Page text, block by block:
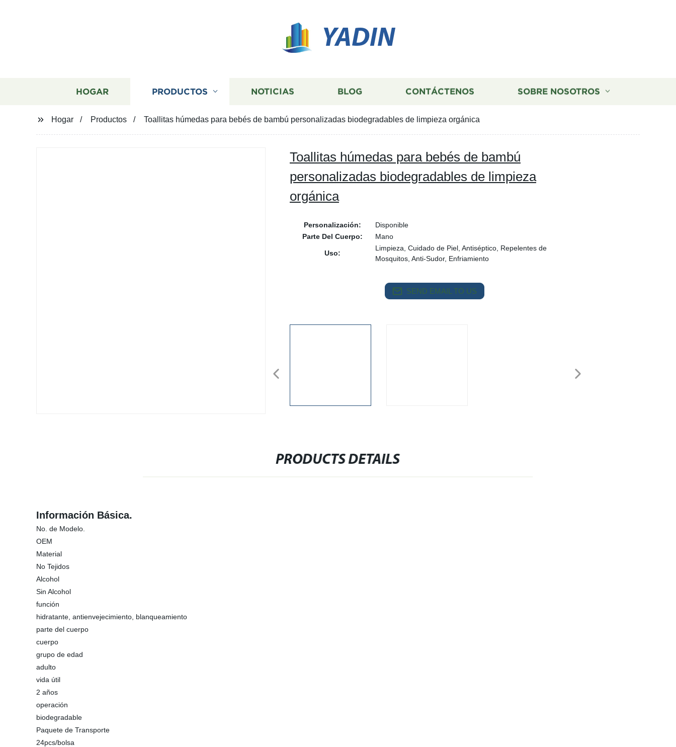
YADIN
HOGAR PRODUCTOS NOTICIAS BLOG CONTÁCTENOS SOBRE NOSOTROS
Hogar Productos Toallitas húmedas para bebés de bambú personalizadas biodegradables de limpieza orgánica
Toallitas húmedas para bebés de bambú
personalizadas biodegradables de limpieza
orgánica
Personalización:
Disponible
Parte Del Cuerpo:
Mano
Uso:
Limpieza, Cuidado de Piel, Antiséptico, Repelentes de
Mosquitos, Anti-Sudor, Enfriamiento
SEND EMAIL TO US
PRODUCTS DETAILS
Información Básica.
No. de Modelo.
OEM
Material
No Tejidos
Alcohol
Sin Alcohol
función
hidratante, antienvejecimiento, blanqueamiento
parte del cuerpo
cuerpo
grupo de edad
adulto
vida útil
2 años
operación
biodegradable
Paquete de Transporte
24pcs/bolsa